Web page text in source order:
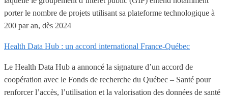
porter le nombre de projets utilisant sa plateforme technologique à
200 par an, dès 2024
Health Data Hub : un accord international France-Québec
Le Health Data Hub a annoncé la signature d’un accord de
coopération avec le Fonds de recherche du Québec – Santé pour
renforcer l’accès, l’utilisation et la valorisation des données de santé